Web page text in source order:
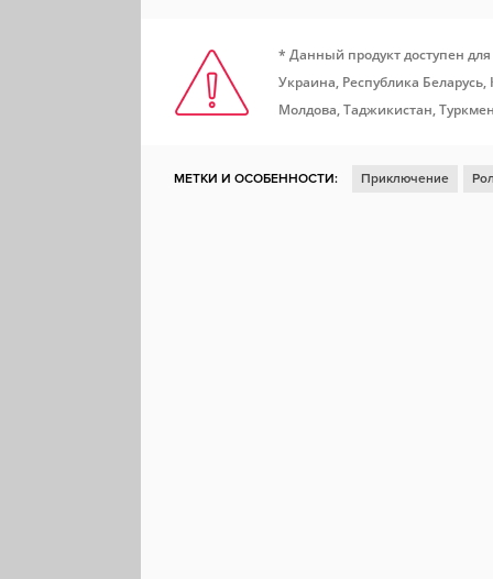
* Данный продукт доступен
Украина, Республика
Молдова, Таджикистан,
МЕТКИ И ОСОБЕННОСТИ: Приключение